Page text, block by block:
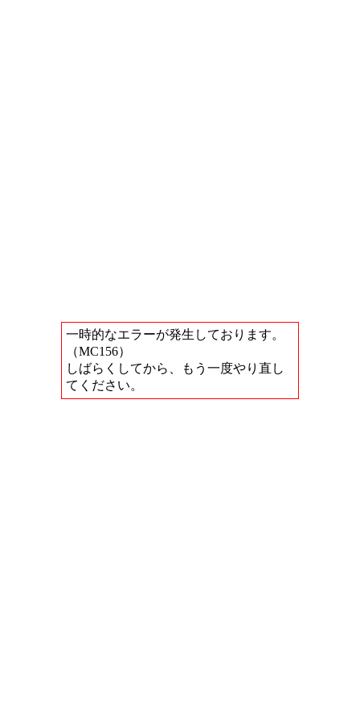
一時的なエラーが発生しております。
（MC156）
しばらくしてから、もう一度やり直し
てください。